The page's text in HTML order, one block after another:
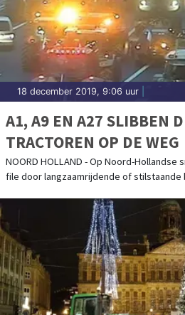
18 december 2019, 9:06 uur
A1, A9 EN A27 SLIBBEN
TRACTOREN OP DE WEG
NOORD HOLLAND - Op Noord-
file door langzaamrijdende of stilstaande